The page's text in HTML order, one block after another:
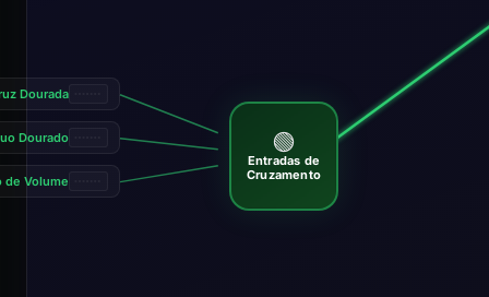
🟢
Entradas de
Cruzamento
Dourada
Dourado
de Volume